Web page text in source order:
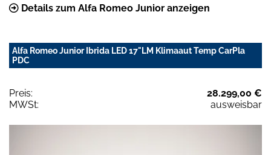
Details zum Alfa Romeo Junior anzeigen
Alfa Romeo Junior Ibrida LED 17"LM Klimaaut Temp CarPla
PDC
Preis:
28.299,00 €
MWSt:
ausweisbar